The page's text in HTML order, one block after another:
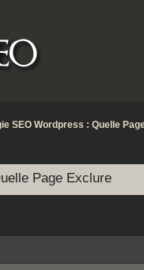
SEO Wordpress : Quelle
Page Exclure